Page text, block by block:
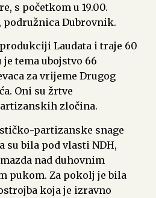
s početkom u 19.00.
podružnica Dubrovnik.
Laudata i traje 60
tema ubojstvo 66
za vrijeme Drugog
Oni su žrtve
zločina.
partizanske snage
su bila pod vlasti NDH,
nad duhovnim
pukom. Za pokolj je bila
koja je izravno